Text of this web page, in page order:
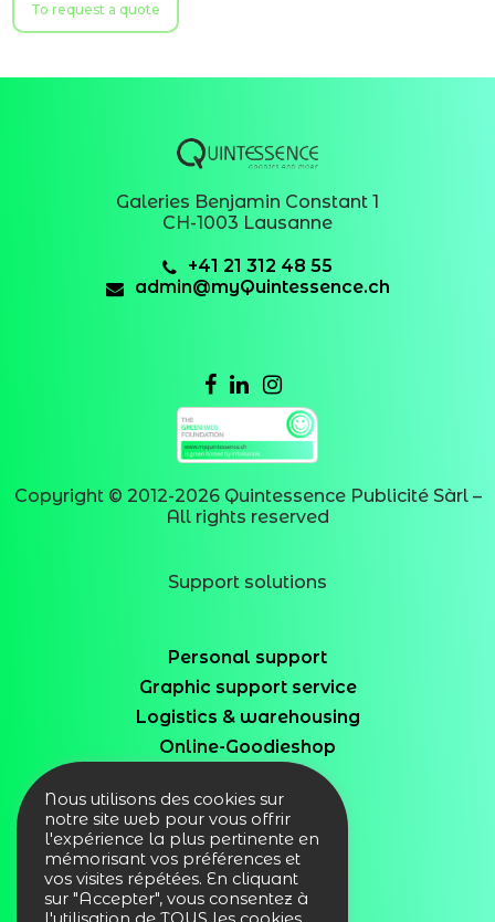
To request a quote
Galeries Benjamin Constant 1
CH-1003 Lausanne
+41 21 312 48 55
admin@myQuintessence.ch
Copyright © 2012-2026Quintessence Publicité Sàrl –
All rights reserved
Support solutions
Personal support
Graphic support service
Logistics & warehousing
Online-Goodieshop
Welcome Pack
Welcome Pack
Predefined packs
Nous utilisons des cookies sur
notre site web pour vous offrir
l'expérience la plus pertinente en
mémorisant vos préférences et
vos visites répétées. En cliquant
sur "Accepter", vous consentez à